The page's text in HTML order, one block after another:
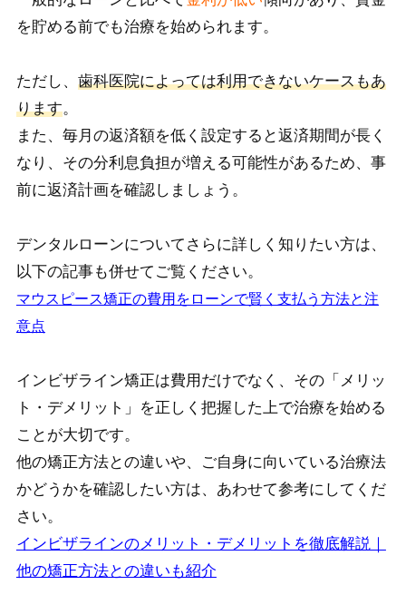
を貯める前でも治療を始められます。
ただし、 歯科医院によっては利用できないケースもあ
ります。
また、毎月の返済額を低く設定すると返済期間が長く
なり、その分利息負担が増える可能性があるため、事
前に返済計画を確認しましょう。
デンタルローンについてさらに詳しく知りたい方は、
以下の記事も併せてご覧ください。
マウスピース矯正の費用をローンで賢く支払う方法と注
意点
インビザライン矯正は費用だけでなく、その「メリッ
ト・デメリット」を正しく把握した上で治療を始める
ことが大切です。
他の矯正方法との違いや、ご自身に向いている治療法
かどうかを確認したい方は、あわせて参考にしてくだ
さい。
インビザラインのメリット・デメリットを徹底解説｜
他の矯正方法との違いも紹介